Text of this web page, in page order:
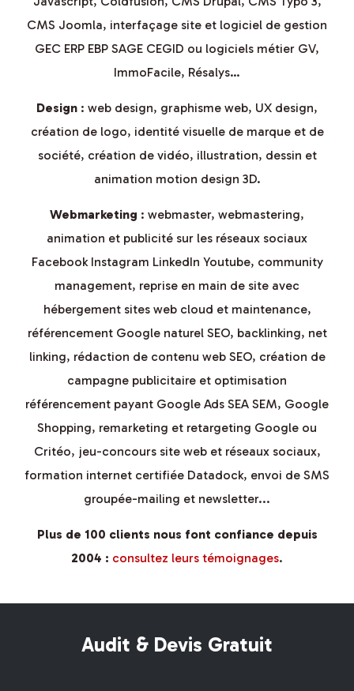
CMS Joomla, interfaçage site et logiciel de gestion
GEC ERP EBP SAGE CEGID ou logiciels métier GV,
ImmoFacile, Résalys…
Design : web design, graphisme web, UX design,
création de logo, identité visuelle de marque et de
société, création de vidéo, illustration, dessin et
animation motion design 3D.
Webmarketing : webmaster, webmastering,
animation et publicité sur les réseaux sociaux
Facebook Instagram LinkedIn Youtube, community
management, reprise en main de site avec
hébergement sites web cloud et maintenance,
référencement Google naturel SEO, backlinking, net
linking, rédaction de contenu web SEO, création de
campagne publicitaire et optimisation
référencement payant Google Ads SEA SEM, Google
Shopping, remarketing et retargeting Google ou
Critéo, jeu-concours site web et réseaux sociaux,
formation internet certifiée Datadock, envoi de SMS
groupée-mailing et newsletter...
Plus de 100 clients nous font confiance depuis
2004 : consultez leurs témoignages.
Audit & Devis Gratuit